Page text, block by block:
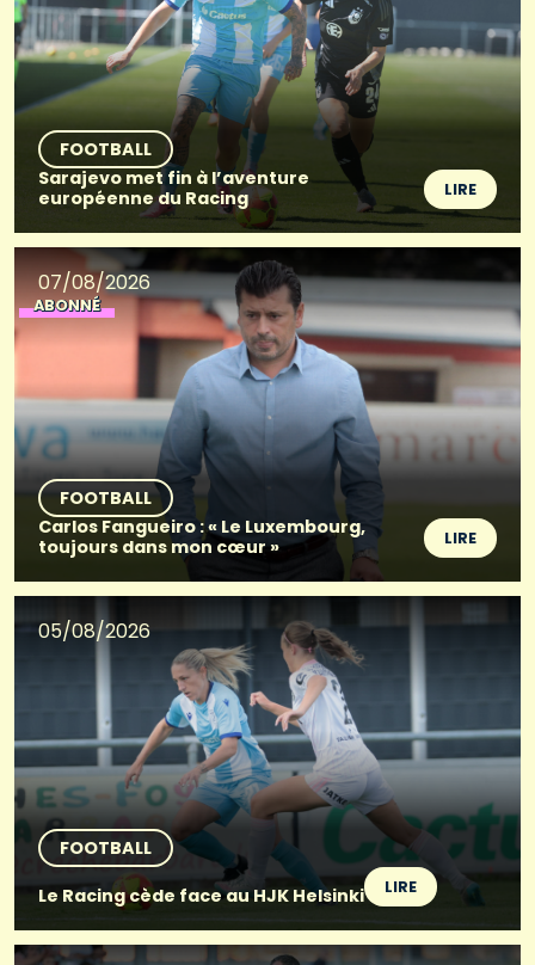
FOOTBALL
Sarajevo met fin à l’aventure
européenne du Racing
LIRE
07/08/2026
ABONNÉ
FOOTBALL
Carlos Fangueiro : « Le Luxembourg,
toujours dans mon cœur »
LIRE
05/08/2026
FOOTBALL
Le Racing cède face au HJK Helsinki
LIRE